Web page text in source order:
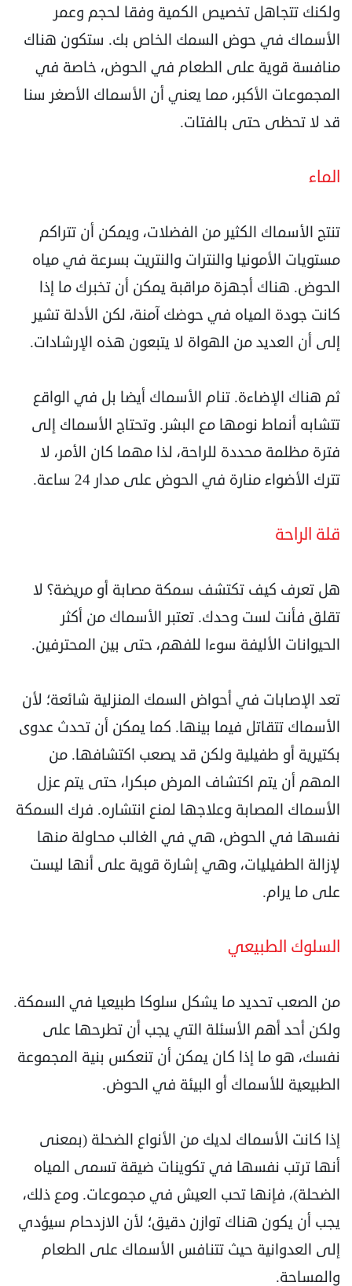
ولكنك ‏تتجاهل تخصيص الكمية وفقا لحجم وعمر
الأسماك في حوض السمك الخاص بك. ستكون هناك
منافسة ‏قوية على الطعام في الحوض، خاصة في
المجموعات الأكبر، مما يعني أن الأسماك الأصغر سنا
قد لا ‏تحظى حتى بالفتات.‏
‏الماء‏
تنتج الأسماك الكثير من الفضلات، ويمكن أن تتراكم
مستويات الأمونيا والنترات والنتريت بسرعة في مياه
‏الحوض. هناك أجهزة مراقبة يمكن أن تخبرك ما إذا
كانت جودة المياه في حوضك آمنة، لكن الأدلة تشير
‏إلى أن العديد من الهواة لا يتبعون هذه الإرشادات.‏
ثم هناك الإضاءة. تنام الأسماك أيضا بل في الواقع
تتشابه أنماط نومها مع البشر. وتحتاج الأسماك إلى
فترة ‏مظلمة محددة للراحة، لذا مهما كان الأمر، لا
تترك الأضواء منارة في الحوض على مدار 24 ساعة.‏
‏قلة الراحة‏
هل تعرف كيف تكتشف سمكة مصابة أو مريضة؟ لا
تقلق فأنت لست وحدك. تعتبر الأسماك من أكثر
‏الحيوانات الأليفة سوءا للفهم، حتى بين المحترفين.‏
تعد الإصابات في أحواض السمك المنزلية شائعة؛ لأن
الأسماك تتقاتل فيما بينها. كما يمكن أن تحدث عدوى
‏بكتيرية أو طفيلية ولكن قد يصعب اكتشافها. من
المهم أن يتم اكتشاف المرض مبكرا، حتى يتم عزل
الأسماك ‏المصابة وعلاجها لمنع انتشاره. فرك السمكة
نفسها في الحوض، هي في الغالب محاولة منها
لإزالة ‏الطفيليات، وهي إشارة قوية على أنها ليست
على ما يرام.‏
‏السلوك الطبيعي‏
من الصعب تحديد ما يشكل سلوكا طبيعيا في السمكة.
ولكن أحد أهم الأسئلة التي يجب أن تطرحها على
‏نفسك، هو ما إذا كان يمكن أن تنعكس بنية المجموعة
الطبيعية للأسماك أو البيئة في الحوض.‏
إذا كانت الأسماك لديك من الأنواع الضحلة (بمعنى
أنها ترتب نفسها في تكوينات ضيقة تسمى المياه
‏الضحلة)، فإنها تحب العيش في مجموعات. ومع ذلك،
يجب أن يكون هناك توازن دقيق؛ لأن الازدحام سيؤدي
‏إلى العدوانية حيث تتنافس الأسماك على الطعام
والمساحة.